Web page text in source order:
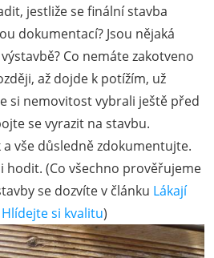
jestliže se finální stavba
dokumentací? Jsou nějaká
Co nemáte zakotveno
až dojde k potížím, už
si nemovitost vybrali ještě před
se vyrazit na stavbu.
vše důsledně zdokumentujte.
hodit. (Co všechno prověřujeme
se dozvíte v článku Lákají
si kvalitu)